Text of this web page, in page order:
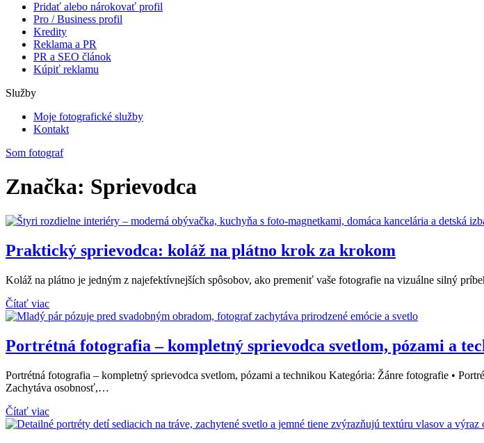
Pridať alebo nárokovať profil
Pro / Business profil
Kredity
Reklama a PR
PR a SEO článok
Kúpiť reklamu
Služby
Moje fotografické služby
Kontakt
Som fotograf
Značka: Sprievodca
Praktický sprievodca: koláž na plátno krok za krokom
Koláž na plátno je jedným z najefektívnejších spôsobov, ako premeniť vaše fotografie na vizuálne silný
Čítať viac
Portrétná fotografia – kompletný sprievodca svetlom, pózami a
Portrétná fotografia – kompletný sprievodca svetlom, pózami a technikou Kategória: Žánre fotografie •
Zachytáva osobnosť,…
Čítať viac